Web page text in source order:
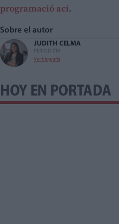
programació ací.
Sobre el autor
JUDITH CELMA
PERIODISTA
Ver biografía
HOY EN PORTADA